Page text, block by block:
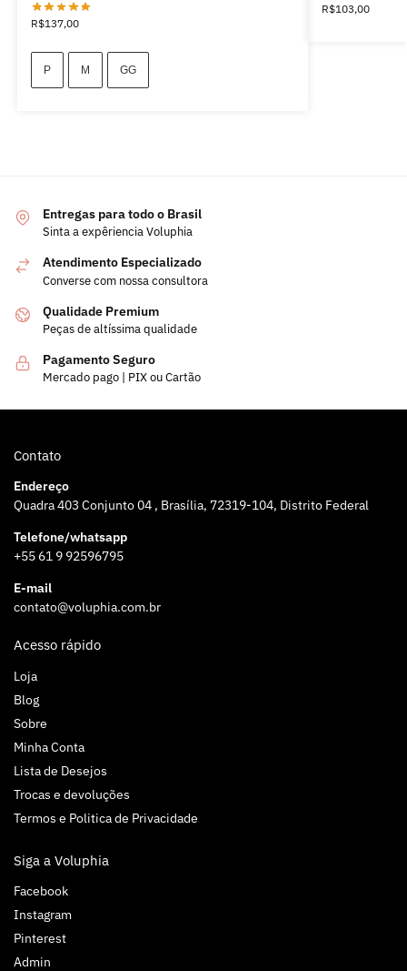
R$137,00
P M GG
R$103,00
Entregas para todo o Brasil
Sinta a expêriencia Voluphia
Atendimento Especializado
Converse com nossa consultora
Qualidade Premium
Peças de altíssima qualidade
Pagamento Seguro
Mercado pago | PIX ou Cartão
Contato
Endereço
Quadra 403 Conjunto 04 , Brasília, 72319-104, Distrito Federal
Telefone/whatsapp
+55 61 9 92596795
E-mail
contato@voluphia.com.br
Acesso rápido
Loja
Blog
Sobre
Minha Conta
Lista de Desejos
Trocas e devoluções
Termos e Politica de Privacidade
Siga a Voluphia
Facebook
Instagram
Pinterest
Admin